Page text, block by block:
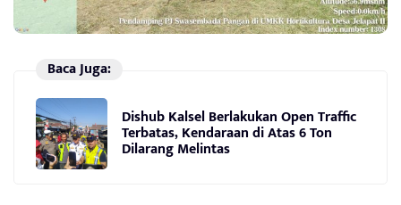
Baca Juga:
Dishub Kalsel Berlakukan Open Traffic
Terbatas, Kendaraan di Atas 6 Ton
Dilarang Melintas